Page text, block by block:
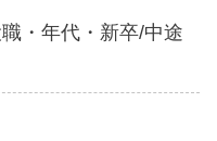
・年代・新卒/中途